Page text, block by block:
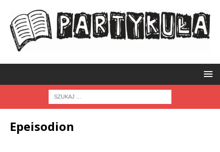
Epeisodion